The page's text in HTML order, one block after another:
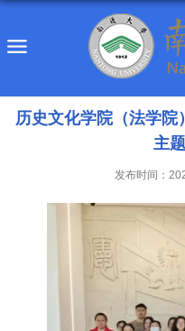
历史文化学院（法学院
主
发布时间：